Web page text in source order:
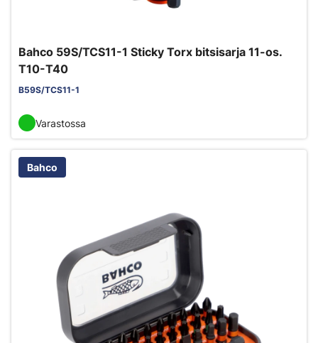
Bahco 59S/TCS11-1 Sticky Torx bitsisarja 11-os.
T10-T40
B59S/TCS11-1
Varastossa
Bahco